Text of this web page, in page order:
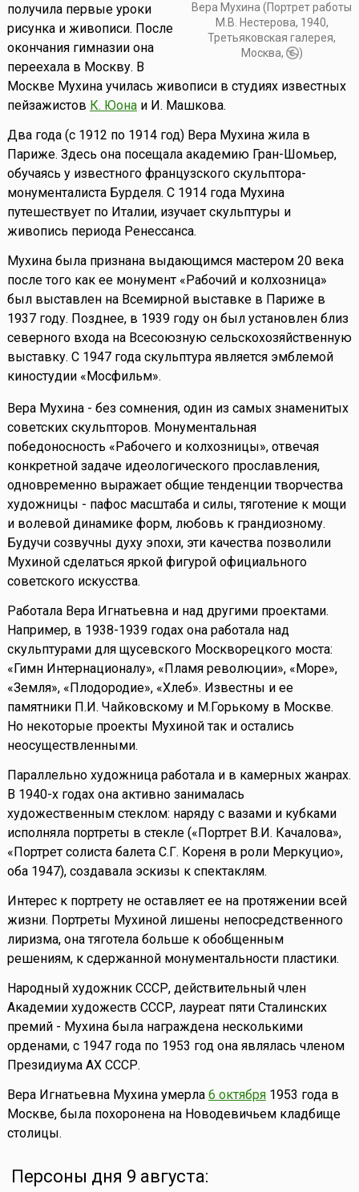
Вера Мухина (Портрет работы
М.В. Нестерова, 1940,
Третьяковская галерея,
Москва,
)
получила первые уроки
рисунка и живописи. После
окончания гимназии она
переехала в Москву. В
Москве Мухина училась живописи в студиях известных
пейзажистов К. Юонаи И. Машкова.
Два года (с 1912 по 1914 год) Вера Мухина жила в
Париже. Здесь она посещала академию Гран-Шомьер,
обучаясь у известного французского скульптора-
монументалиста Бурделя. С 1914 года Мухина
путешествует по Италии, изучает скульптуры и
живопись периода Ренессанса.
Мухина была признана выдающимся мастером 20 века
после того как ее монумент «Рабочий и колхозница»
был выставлен на Всемирной выставке в Париже в
1937 году. Позднее, в 1939 году он был установлен близ
северного входа на Всесоюзную сельскохозяйственную
выставку. С 1947 года скульптура является эмблемой
киностудии «Мосфильм».
Вера Мухина - без сомнения, один из самых знаменитых
советских скульпторов. Монументальная
победоносность «Рабочего и колхозницы», отвечая
конкретной задаче идеологического прославления,
одновременно выражает общие тенденции творчества
художницы - пафос масштаба и силы, тяготение к мощи
и волевой динамике форм, любовь к грандиозному.
Будучи созвучны духу эпохи, эти качества позволили
Мухиной сделаться яркой фигурой официального
советского искусства.
Работала Вера Игнатьевна и над другими проектами.
Например, в 1938-1939 годах она работала над
скульптурами для щусевского Москворецкого моста:
«Гимн Интернационалу», «Пламя революции», «Море»,
«Земля», «Плодородие», «Хлеб». Известны и ее
памятники П.И. Чайковскому и М.Горькому в Москве.
Но некоторые проекты Мухиной так и остались
неосуществленными.
Параллельно художница работала и в камерных жанрах.
В 1940-х годах она активно занималась
художественным стеклом: наряду с вазами и кубками
исполняла портреты в стекле («Портрет В.И. Качалова»,
«Портрет солиста балета С.Г. Кореня в роли Меркуцио»,
оба 1947), создавала эскизы к спектаклям.
Интерес к портрету не оставляет ее на протяжении всей
жизни. Портреты Мухиной лишены непосредственного
лиризма, она тяготела больше к обобщенным
решениям, к сдержанной монументальности пластики.
Народный художник СССР, действительный член
Академии художеств СССР, лауреат пяти Сталинских
премий - Мухина была награждена несколькими
орденами, с 1947 года по 1953 год она являлась членом
Президиума АХ СССР.
Вера Игнатьевна Мухина умерла 6 октября1953 года в
Москве, была похоронена на Новодевичьем кладбище
столицы.
Персоны дня 9 августа: